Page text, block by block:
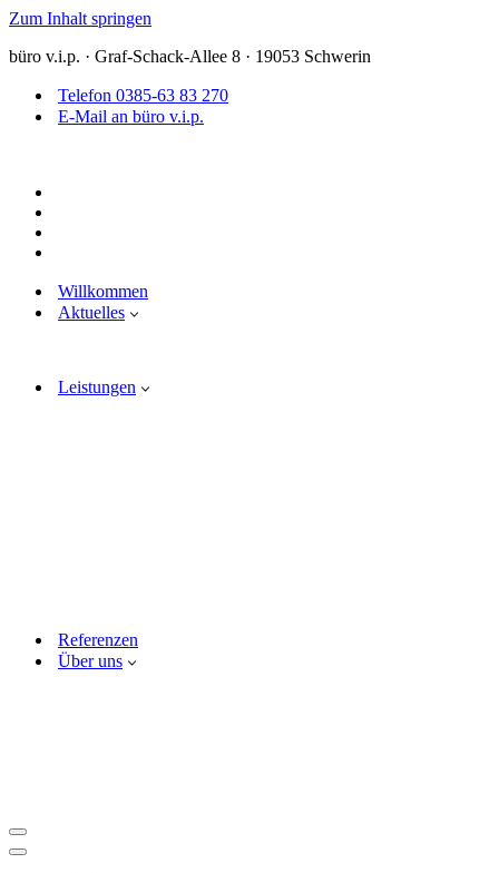
Zum Inhalt springen
büro v.i.p. · Graf-Schack-Allee 8 · 19053 Schwerin
Telefon 0385-63 83 270
E-Mail an büro v.i.p.
Willkommen
Aktuelles
Leistungen
Referenzen
Über uns
Navigationsmenü
Navigationsmenü